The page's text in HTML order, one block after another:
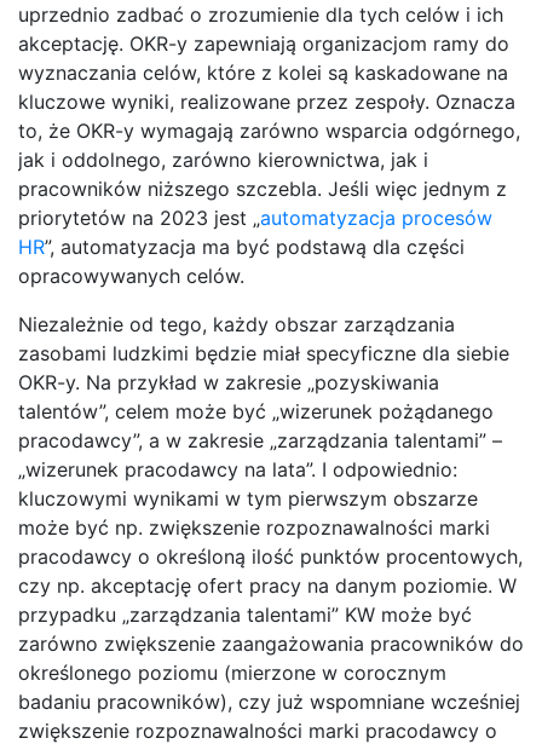
uprzednio zadbać o zrozumienie dla tych celów i ich
akceptację. OKR-y zapewniają organizacjom ramy do
wyznaczania celów, które z kolei są kaskadowane na
kluczowe wyniki, realizowane przez zespoły. Oznacza
to, że OKR-y wymagają zarówno wsparcia odgórnego,
jak i oddolnego, zarówno kierownictwa, jak i
pracowników niższego szczebla. Jeśli więc jednym z
priorytetów na 2023 jest „automatyzacja procesów
HR”, automatyzacja ma być podstawą dla części
opracowywanych celów.
Niezależnie od tego, każdy obszar zarządzania
zasobami ludzkimi będzie miał specyficzne dla siebie
OKR-y. Na przykład w zakresie „pozyskiwania
talentów”, celem może być „wizerunek pożądanego
pracodawcy”, a w zakresie „zarządzania talentami” –
„wizerunek pracodawcy na lata”. I odpowiednio:
kluczowymi wynikami w tym pierwszym obszarze
może być np. zwiększenie rozpoznawalności marki
pracodawcy o określoną ilość punktów procentowych,
czy np. akceptację ofert pracy na danym poziomie. W
przypadku „zarządzania talentami” KW może być
zarówno zwiększenie zaangażowania pracowników do
określonego poziomu (mierzone w corocznym
badaniu pracowników), czy już wspomniane wcześniej
zwiększenie rozpoznawalności marki pracodawcy o